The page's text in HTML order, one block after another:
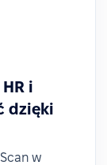
i
dzięki
w